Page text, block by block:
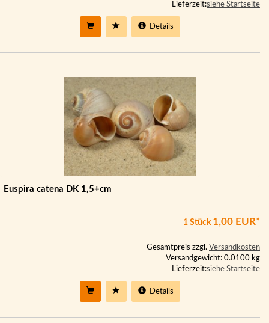
Lieferzeit:siehe Startseite
Details
Euspira catena DK 1,5+cm
1 Stück 1,00 EUR*
Gesamtpreis zzgl. Versandkosten
Versandgewicht: 0.0100 kg
Lieferzeit:siehe Startseite
Details